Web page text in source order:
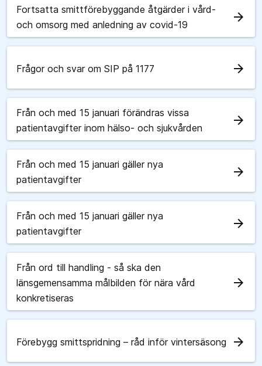
Fortsatta smittförebyggande åtgärder i vård-
och omsorg med anledning av covid-19
arrow_forward
Frågor och svar om SIP på 1177 arrow_forward
Från och med 15 januari förändras vissa
patientavgifter inom hälso- och sjukvården
arrow_forward
Från och med 15 januari gäller nya
patientavgifter
arrow_forward
Från och med 15 januari gäller nya
patientavgifter
arrow_forward
Från ord till handling - så ska den
länsgemensamma målbilden för nära vård
konkretiseras
arrow_forward
Förebygg smittspridning – råd inför vintersäsong arrow_forward